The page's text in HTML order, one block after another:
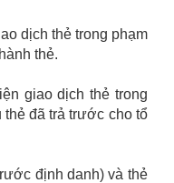
dịch thẻ trong phạm
thẻ.
giao dịch thẻ trong
đã trả trước cho tổ
định danh) và thẻ